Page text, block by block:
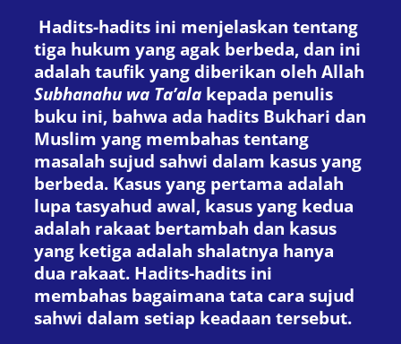
Hadits-hadits ini menjelaskan tentang
tiga hukum yang agak berbeda, dan ini
adalah taufik yang diberikan oleh Allah
Subhanahu wa Ta’ala kepada penulis
buku ini, bahwa ada hadits Bukhari dan
Muslim yang membahas tentang
masalah sujud sahwi dalam kasus yang
berbeda. Kasus yang pertama adalah
lupa tasyahud awal, kasus yang kedua
adalah rakaat bertambah dan kasus
yang ketiga adalah shalatnya hanya
dua rakaat. Hadits-hadits ini
membahas bagaimana tata cara sujud
sahwi dalam setiap keadaan tersebut.